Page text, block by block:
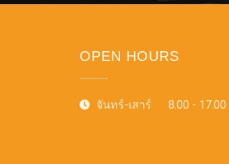
OPEN HOURS
จันทร์-เสาร์ 8.00 - 17.00